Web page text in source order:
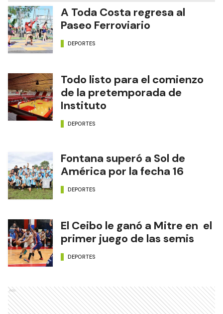
A Toda Costa regresa al
Paseo Ferroviario
DEPORTES
Todo listo para el comienzo
de la pretemporada de
Instituto
DEPORTES
Fontana superó a Sol de
América por la fecha 16
DEPORTES
El Ceibo le ganó a Mitre en el
primer juego de las semis
DEPORTES
Ads